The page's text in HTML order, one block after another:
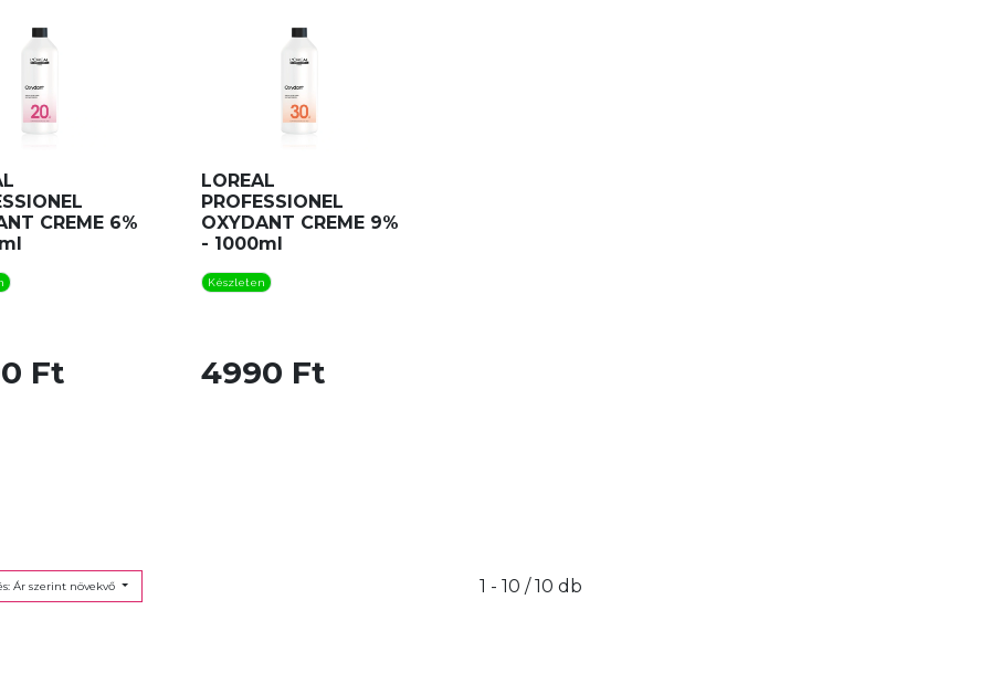
CREME 6%
Ft
LOREAL
PROFESSIONEL
OXYDANT CREME 9%
- 1000ml
Készleten
4990 Ft
Ár szerint növekvő 1 - 10 / 10 db